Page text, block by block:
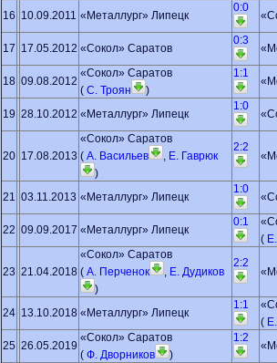
16 10.09.2011 «Металлург» Липецк
0:0
17 17.05.2012 «Сокол» Саратов
0:3
18 09.08.2012
«Сокол» Саратов
( С. Троян )
1:1
19 28.10.2012 «Металлург» Липецк
1:0
20 17.08.2013
«Сокол» Саратов
( А. Васильев , Е. Гаврюк
)
2:2
21 03.11.2013 «Металлург» Липецк
1:0
22 09.09.2017 «Металлург» Липецк
0:1
(
23 21.04.2018
«Сокол» Саратов
( А. Перченок , Е. Дудиков
)
2:2
24 13.10.2018 «Металлург» Липецк
1:1
(
25 26.05.2019
«Сокол» Саратов
( Ф. Дворников )
1:2